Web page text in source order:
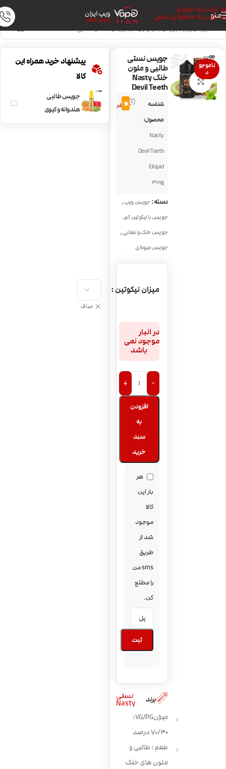
رد کردن به ناوبری
رد کردن به محتوای اصلی
منو ویپ ایران
VAPE IRAN
خانه/جویس ویپ/جویس با نیکوتین کم/جویس خنک و نعنایی
ناموجو
د
بزرگنمایی تصویر
جویس نستی
طالبی و ملون
خنک Nasty
Devil Teeth
شناسه
محصول:
Nasty
Devil Teeth
Eliquid
3mg
7
نظر4.9
دسته: جویس ویپ,
جویس با نیکوتین کم,
جویس خنک و نعنایی,
جویس میوه‌ای
میزان نیکوتین
صاف
در انبار
موجود نمی
باشد
-
+
افزودن
به
سبد
خرید
هر
بار این
کالا
موجود
شد از
طریق
sms من
را مطلع
کن.
ثبت
برند نستی
Nasty
میزان VG/PG:
70/30 درصد
طعم : طالبی و
ملون های خنک
پیشنهاد خرید همراه این
کالا
جویس طالبی
هندوانه و کیوی
Dinnerlady Melon